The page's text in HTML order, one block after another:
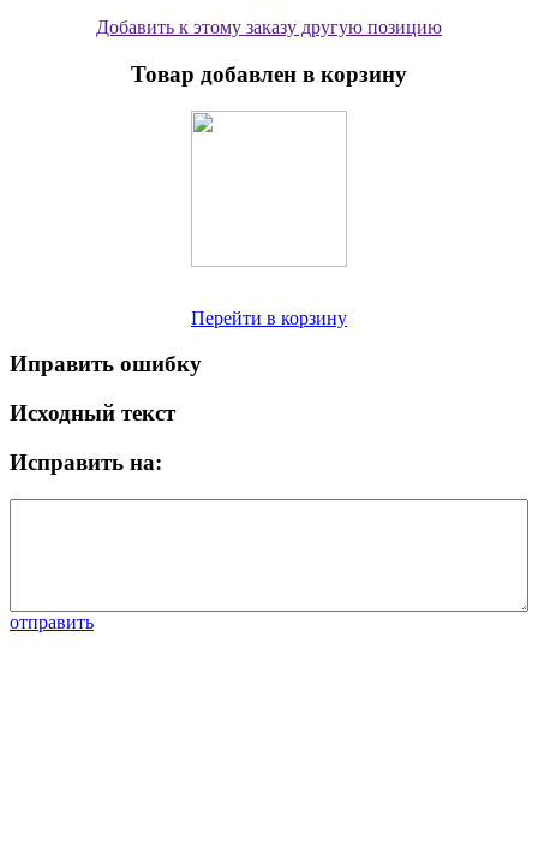
Добавить к этому заказу другую позицию
Товар добавлен в корзину
Перейти в корзину
Иправить ошибку
Исходный текст
Исправить на:
отправить